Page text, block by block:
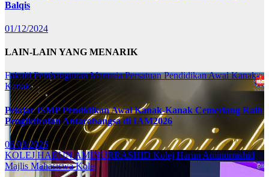
Balqis
01/12/2024
LAIN-LAIN YANG MENARIK
Fakulti Pembangunan ManusiaPersatuan Pendidikan Awal Kanak-
Kanak
Pelajar ISMP Pendidikan Awal Kanak-Kanak Cemerlang Raih
Pengiktirafan Antarabangsa di IAM2026
06/08/2026
KOLEJ HARUN AMINURRASHID Kolej Harun Aminurrashid
Majlis Mahasiswa Kolej